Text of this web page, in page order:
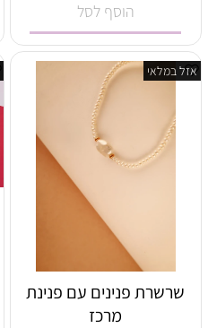
הוסף לסל
אזל במלאי
שרשרת פנינים עם פנינת
מרכז